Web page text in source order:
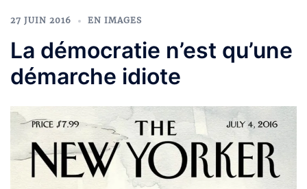
27 JUIN 2016 EN IMAGES
La démocratie n’est qu’une
démarche idiote